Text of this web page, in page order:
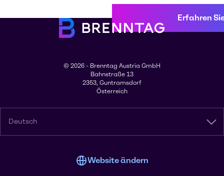
Erfahren
© 2026 - Brenntag Austria GmbH
Bahnstraße 13
2353, Guntramsdorf
Österreich
Deutsch
Website ändern